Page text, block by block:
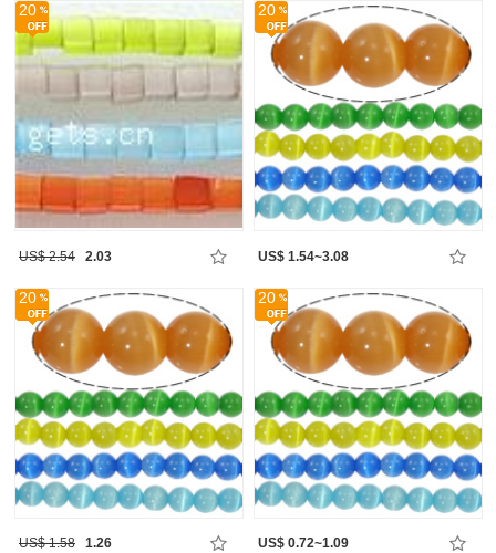
20
US$ 2.54 2.03
20
US$ 1.54~3.08
20
US$ 1.58 1.26
20
US$ 0.72~1.09